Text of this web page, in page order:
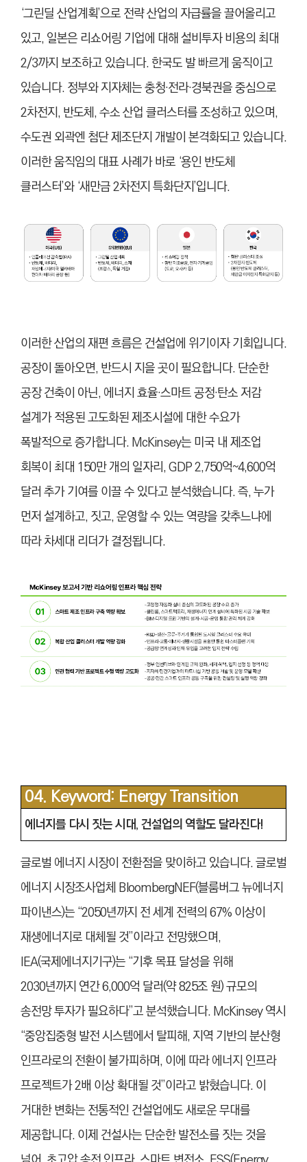
‘그린딜 산업계획’으로 전략 산업의 자급률을 끌어올리고
있고, 일본은 리쇼어링 기업에 대해 설비투자 비용의 최대
2/3까지 보조하고 있습니다. 한국도 발 빠르게 움직이고
있습니다. 정부와 지자체는 충청·전라·경북권을 중심으로
2차전지, 반도체, 수소 산업 클러스터를 조성하고 있으며,
수도권 외곽엔 첨단 제조단지 개발이 본격화되고 있습니다.
이러한 움직임의 대표 사례가 바로 ‘용인 반도체
클러스터’와 ‘새만금 2차전지 특화단지’입니다.
이러한 산업의 재편 흐름은 건설업에 위기이자 기회입니다.
공장이 돌아오면, 반드시 지을 곳이 필요합니다. 단순한
공장 건축이 아닌, 에너지 효율·스마트 공정·탄소 저감
설계가 적용된 고도화된 제조시설에 대한 수요가
폭발적으로 증가합니다. McKinsey는 미국 내 제조업
회복이 최대 150만 개의 일자리, GDP 2,750억~4,600억
달러 추가 기여를 이끌 수 있다고 분석했습니다. 즉, 누가
먼저 설계하고, 짓고, 운영할 수 있는 역량을 갖추느냐에
따라 차세대 리더가 결정됩니다.
04. Keyword: Energy Transition
에너지를 다시 짓는 시대, 건설업의 역할도 달라진다!
글로벌 에너지 시장이 전환점을 맞이하고 있습니다. 글로벌
에너지 시장조사업체 BloombergNEF(블룸버그 뉴에너지
파이낸스)는 “2050년까지 전 세계 전력의 67% 이상이
재생에너지로 대체될 것”이라고 전망했으며,
IEA(국제에너지기구)는 “기후 목표 달성을 위해
2030년까지 연간 6,000억 달러(약 825조 원) 규모의
송전망 투자가 필요하다”고 분석했습니다. McKinsey 역시
“중앙집중형 발전 시스템에서 탈피해, 지역 기반의 분산형
인프라로의 전환이 불가피하며, 이에 따라 에너지 인프라
프로젝트가 2배 이상 확대될 것”이라고 밝혔습니다. 이
거대한 변화는 전통적인 건설업에도 새로운 무대를
제공합니다. 이제 건설사는 단순한 발전소를 짓는 것을